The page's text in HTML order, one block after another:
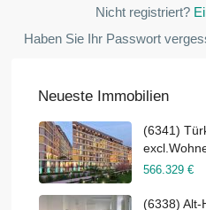
Nicht registriert?
Haben Sie Ihr Passwort
Neueste Immobilien
(6341)
566.329 €
(6338) Alt-